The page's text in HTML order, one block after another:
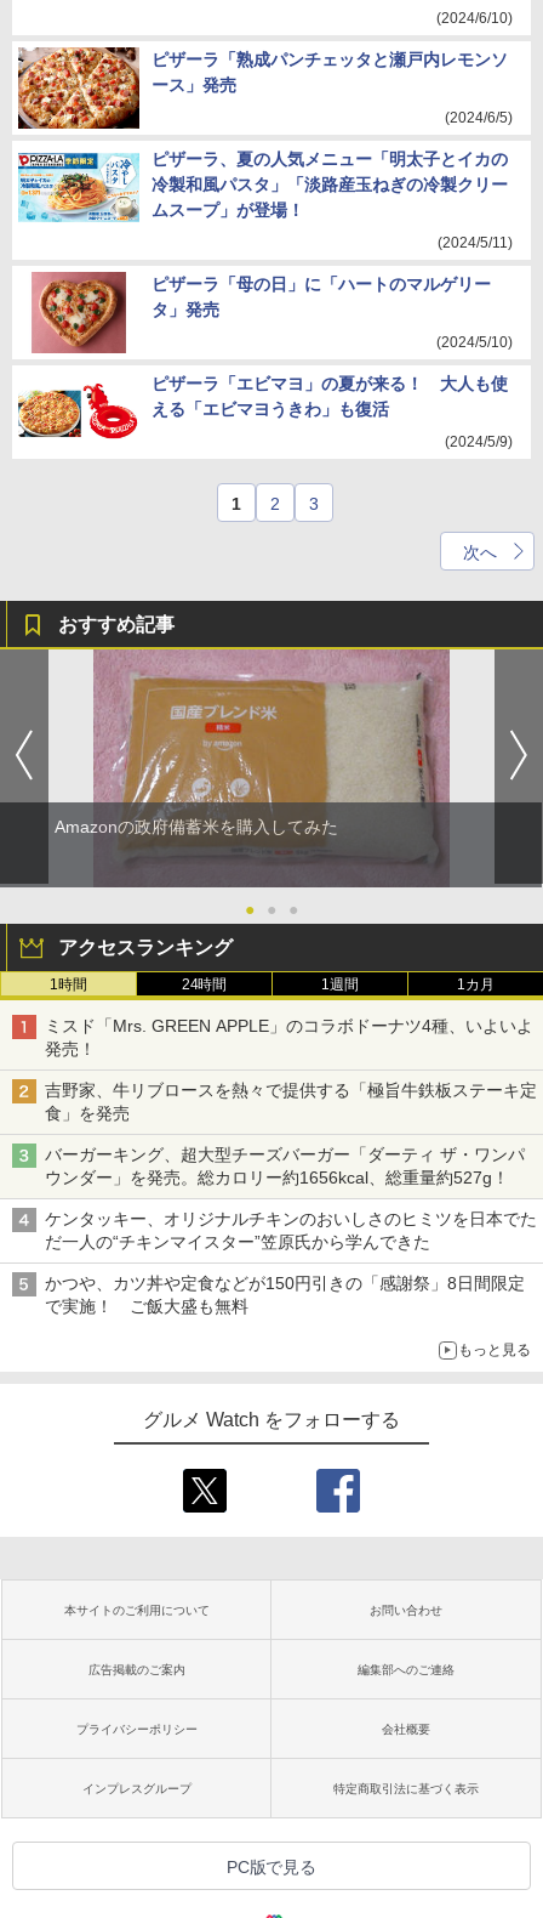
(2024/6/10)
ピザーラ「熟成パンチェッタと瀬戸内レモンソ
ース」発売
(2024/6/5)
ピザーラ、夏の人気メニュー「明太子とイカの
冷製和風パスタ」「淡路産玉ねぎの冷製クリー
ムスープ」が登場！
(2024/5/11)
ピザーラ「母の日」に「ハートのマルゲリー
タ」発売
(2024/5/10)
ピザーラ「エビマヨ」の夏が来る！ 大人も使
える「エビマヨうきわ」も復活
(2024/5/9)
1 2 3
次へ
おすすめ記事
Amazonの政府備蓄米を購入してみた
● ● ●
アクセスランキング
1時間 24時間 1週間 1カ月
ミスド「Mrs. GREEN APPLE」のコラボドーナツ4種、いよいよ
発売！
吉野家、牛リブロースを熱々で提供する「極旨牛鉄板ステーキ定
食」を発売
バーガーキング、超大型チーズバーガー「ダーティ ザ・ワンパ
ウンダー」を発売。総カロリー約1656kcal、総重量約527g！
ケンタッキー、オリジナルチキンのおいしさのヒミツを日本でた
だ一人の“チキンマイスター”笠原氏から学んできた
かつや、カツ丼や定食などが150円引きの「感謝祭」8日間限定
で実施！ ご飯大盛も無料
もっと見る
グルメ Watch をフォローする
本サイトのご利用について お問い合わせ
広告掲載のご案内 編集部へのご連絡
プライバシーポリシー 会社概要
インプレスグループ 特定商取引法に基づく表示
PC版で見る